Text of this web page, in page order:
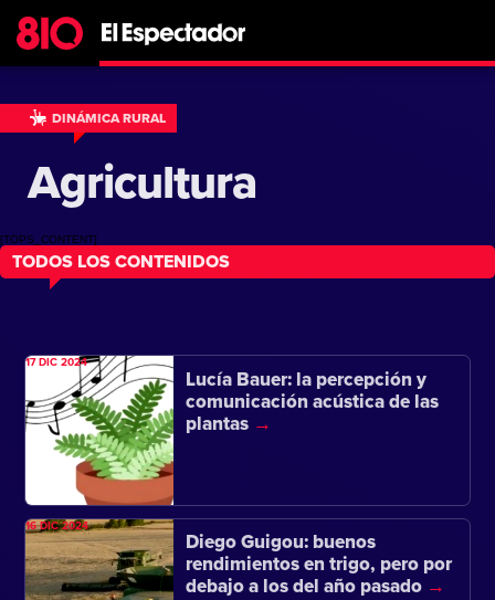
DINÁMICA RURAL
Agricultura
[TOPS_CONTENT]
TODOS LOS CONTENIDOS
Lucía Bauer: la percepción y
comunicación acústica de las
plantas
17 DIC 2024
Diego Guigou: buenos
rendimientos en trigo, pero por
debajo a los del año pasado
16 DIC 2024